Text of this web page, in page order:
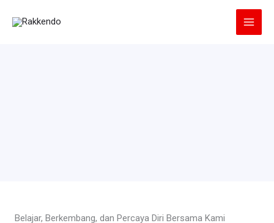
Belajar, Berkembang, dan Percaya Diri Bersama Kami